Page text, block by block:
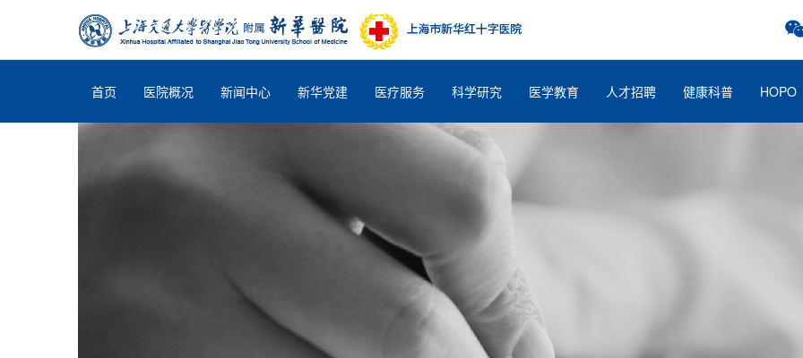
首页 医院概况 新闻中心 新华党建 医疗服务 科学研究 医学教育 人才招聘 健康科普 HOPO